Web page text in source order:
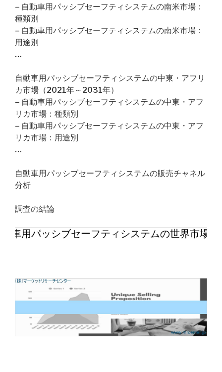
– 自動車用パッシブセーフティシステムの南米市場：
種類別
– 自動車用パッシブセーフティシステムの南米市場：
用途別
…
自動車用パッシブセーフティシステムの中東・アフリ
カ市場（2021年～2031年）
– 自動車用パッシブセーフティシステムの中東・アフ
リカ市場：種類別
– 自動車用パッシブセーフティシステムの中東・アフ
リカ市場：用途別
…
自動車用パッシブセーフティシステムの販売チャネル
分析
調査の結論
車用パッシブセーフティシステムの世界市場